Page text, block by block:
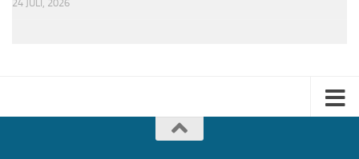
24 JULI, 2026